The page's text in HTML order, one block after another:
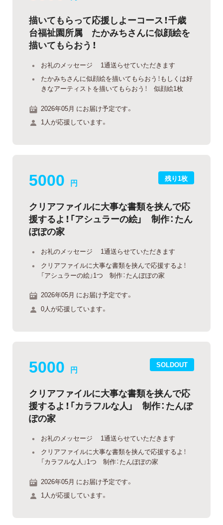
描いてもらって応援しよーコース！千歳
台福祉園所属 たかみちさんに似顔絵を
描いてもらおう！
お礼のメッセージ 1通送らせていただきます
たかみちさんに似顔絵を描いてもらおう！もしくは好
きなアーティストを描いてもらおう！ 似顔絵1枚
2026年05月 にお届け予定です。
1人が応援しています。
残り1枚
5000 円
クリアファイルに大事な書類を挟んで応
援するよ！「アシュラーの絵」 制作：たん
ぽぽの家
お礼のメッセージ 1通送らせていただきます
クリアファイルに大事な書類を挟んで応援するよ！
「アシュラーの絵」1つ 制作：たんぽぽの家
2026年05月 にお届け予定です。
0人が応援しています。
SOLDOUT
5000 円
クリアファイルに大事な書類を挟んで応
援するよ！「カラフルな人」 制作：たんぽ
ぽの家
お礼のメッセージ 1通送らせていただきます
クリアファイルに大事な書類を挟んで応援するよ！
「カラフルな人」1つ 制作：たんぽぽの家
2026年05月 にお届け予定です。
1人が応援しています。